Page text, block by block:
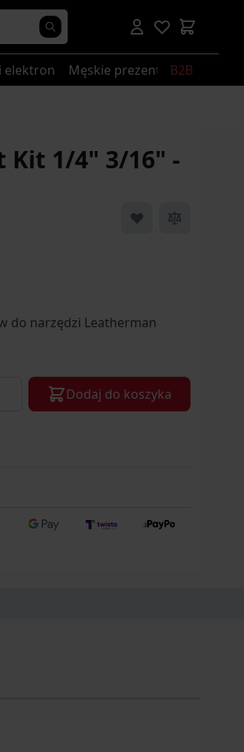
elektronikaMęskie prezenty B2B
Kit 1/4" 3/16" -
do narzędzi Leatherman
Dodaj do koszyka